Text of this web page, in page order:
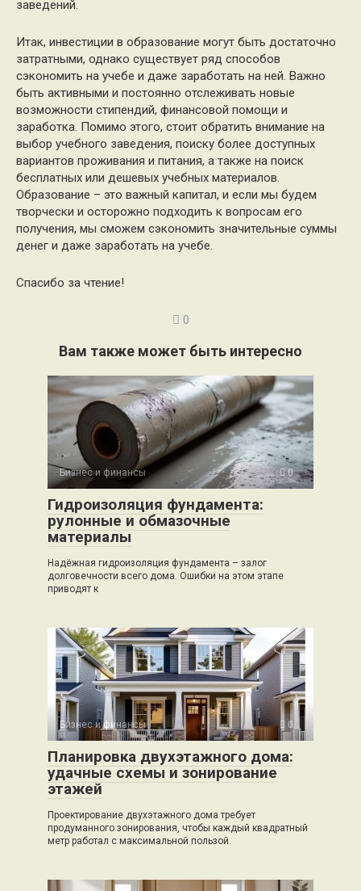
заведений.
Итак, инвестиции в образование могут быть достаточно
затратными, однако существует ряд способов
сэкономить на учебе и даже заработать на ней. Важно
быть активными и постоянно отслеживать новые
возможности стипендий, финансовой помощи и
заработка. Помимо этого, стоит обратить внимание на
выбор учебного заведения, поиску более доступных
вариантов проживания и питания, а также на поиск
бесплатных или дешевых учебных материалов.
Образование – это важный капитал, и если мы будем
творчески и осторожно подходить к вопросам его
получения, мы сможем сэкономить значительные суммы
денег и даже заработать на учебе.
Спасибо за чтение!
0
Вам также может быть интересно
Бизнес и финансы 0
Гидроизоляция фундамента:
рулонные и обмазочные
материалы
Надёжная гидроизоляция фундамента – залог
долговечности всего дома. Ошибки на этом этапе
приводят к
Бизнес и финансы 0
Планировка двухэтажного дома:
удачные схемы и зонирование
этажей
Проектирование двухэтажного дома требует
продуманного зонирования, чтобы каждый квадратный
метр работал с максимальной пользой.